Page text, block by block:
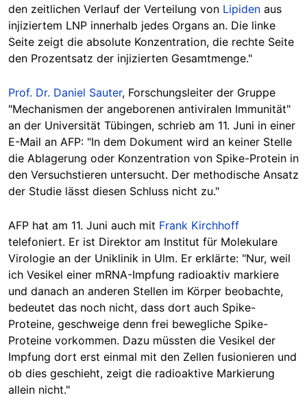
den zeitlichen Verlauf der Verteilung von Lipiden aus
injiziertem LNP innerhalb jedes Organs an. Die linke
Seite zeigt die absolute Konzentration, die rechte Seite
den Prozentsatz der injizierten Gesamtmenge."
Prof. Dr. Daniel Sauter, Forschungsleiter der Gruppe
"Mechanismen der angeborenen antiviralen Immunität"
an der Universität Tübingen, schrieb am 11. Juni in einer
E-Mail an AFP: "In dem Dokument wird an keiner Stelle
die Ablagerung oder Konzentration von Spike-Protein in
den Versuchstieren untersucht. Der methodische Ansatz
der Studie lässt diesen Schluss nicht zu."
AFP hat am 11. Juni auch mit Frank Kirchhoff
telefoniert. Er ist Direktor am Institut für Molekulare
Virologie an der Uniklinik in Ulm. Er erklärte: "Nur, weil
ich Vesikel einer mRNA-Impfung radioaktiv markiere
und danach an anderen Stellen im Körper beobachte,
bedeutet das noch nicht, dass dort auch Spike-
Proteine, geschweige denn frei bewegliche Spike-
Proteine vorkommen. Dazu müssten die Vesikel der
Impfung dort erst einmal mit den Zellen fusionieren und
ob dies geschieht, zeigt die radioaktive Markierung
allein nicht."